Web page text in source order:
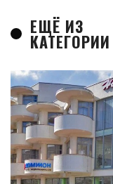
ЕЩЁ ИЗ
КАТЕГОРИИ